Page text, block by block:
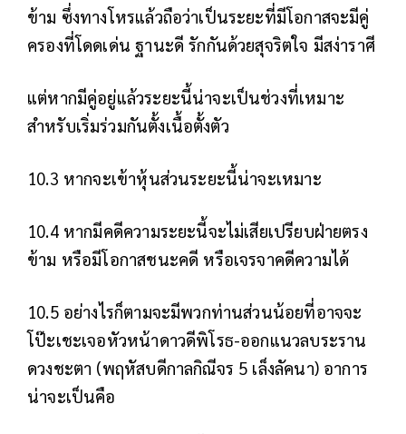
ข้าม ซึ่งทางโหรแล้วถือว่าเป็นระยะที่มีโอกาสจะมีคู่
ครองที่โดดเด่น ฐานะดี รักกันด้วยสุจริตใจ มีสง่าราศี
แต่หากมีคู่อยู่แล้วระยะนี้น่าจะเป็นช่วงที่เหมาะ
สำหรับเริ่มร่วมกันตั้งเนื้อตั้งตัว
10.3 หากจะเข้าหุ้นส่วนระยะนี้น่าจะเหมาะ
10.4 หากมีคดีความระยะนี้จะไม่เสียเปรียบฝ่ายตรง
ข้าม หรือมีโอกาสชนะคดี หรือเจรจาคดีความได้
10.5 อย่างไรก็ตามจะมีพวกท่านส่วนน้อยที่อาจจะ
โป๊ะเชะเจอหัวหน้าดาวดีพิโรธ-ออกแนวลบระราน
ดวงชะตา (พฤหัสบดีกาลกิณีจร 5 เล็งลัคนา) อาการ
น่าจะเป็นคือ